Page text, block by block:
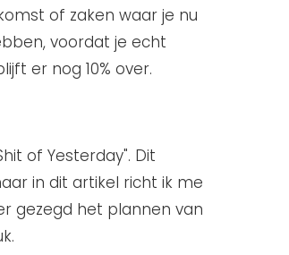
of zaken waar je nu
voordat je echt
er nog 10% over.
of Yesterday". Dit
in dit artikel richt ik me
gezegd het plannen van